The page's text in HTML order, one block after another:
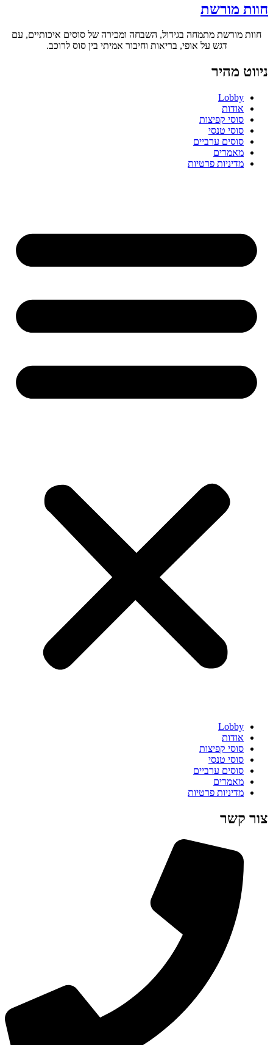
חוות מורשת
חוות מורשת מתמחה בגידול, השבחה ומכירה של סוסים איכותיים, עם
דגש על אופי, בריאות וחיבור אמיתי בין סוס לרוכב.
ניווט מהיר
Lobby
אודות
סוסי קפיצות
סוסי טנסי
סוסים ערביים
מאמרים
מדיניות פרטיות
Lobby
אודות
סוסי קפיצות
סוסי טנסי
סוסים ערביים
מאמרים
מדיניות פרטיות
צור קשר